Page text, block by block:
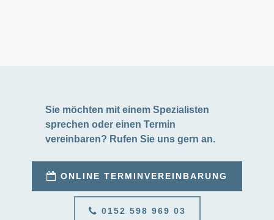
Sie möchten mit einem Spezialisten
sprechen oder einen Termin
vereinbaren? Rufen Sie uns gern an.
ONLINE TERMINVEREINBARUNG
0152 598 969 03